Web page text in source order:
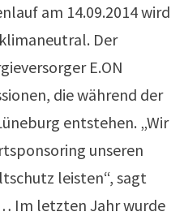
am 14.09.2014 wird
Der
E.ON
die während der
entstehen. „Wir
unseren
leisten“, sagt
Im letzten Jahr wurde